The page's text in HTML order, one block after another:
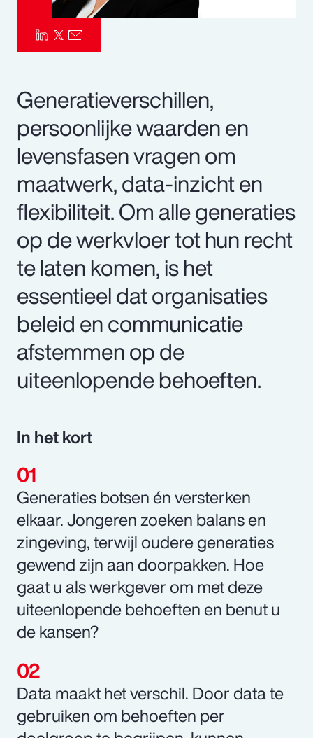
Generatieverschillen,
persoonlijke waarden en
levensfasen vragen om
maatwerk, data-inzicht en
flexibiliteit. Om alle generaties
op de werkvloer tot hun recht
te laten komen, is het
essentieel dat organisaties
beleid en communicatie
afstemmen op de
uiteenlopende behoeften.
In het kort
Generaties botsen én versterken
elkaar. Jongeren zoeken balans en
zingeving, terwijl oudere generaties
gewend zijn aan doorpakken. Hoe
gaat u als werkgever om met deze
uiteenlopende behoeften en benut u
de kansen?
Data maakt het verschil. Door data te
gebruiken om behoeften per